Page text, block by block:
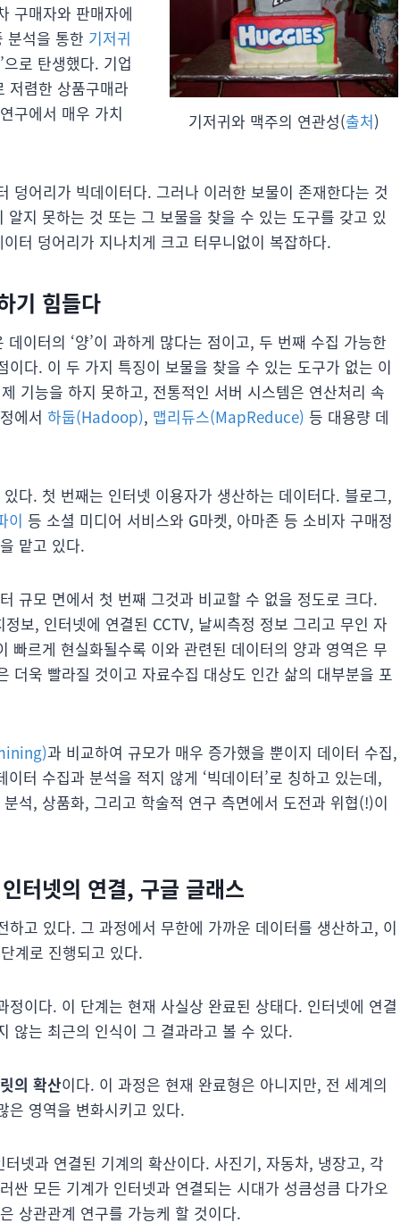
기저귀와 맥주의 연관성(출처)
구매자와 판매자에
분석을 통한 기저귀
로 탄생했다. 기업
저렴한 상품구매라
구에서 매우 가치
덩어리가 빅데이터다. 그러나 이러한 보물이 존재한다는 것
지 못하는 것 또는 그 보물을 찾을 수 있는 도구를 갖고 있
터 덩어리가 지나치게 크고 터무니없이 복잡하다.
기 힘들다
이터의 ‘양’이 과하게 많다는 점이고, 두 번째 수집 가능한
다. 이 두 가지 특징이 보물을 찾을 수 있는 도구가 없는 이
기능을 하지 못하고, 전통적인 서버 시스템은 연산처리 속
에서 하둡(Hadoop), 맵리듀스(MapReduce) 등 대용량 데
다. 첫 번째는 인터넷 이용자가 생산하는 데이터다. 블로그,
이 등 소셜 미디어 서비스와 G마켓, 아마존 등 소비자 구매정
맡고 있다.
규모 면에서 첫 번째 그것과 비교할 수 없을 정도로 크다.
보, 인터넷에 연결된 CCTV, 날씨측정 정보 그리고 무인 자
르게 현실화될수록 이와 관련된 데이터의 양과 영역은 무
더욱 빨라질 것이고 자료수집 대상도 인간 삶의 대부분을 포
과 비교하여 규모가 매우 증가했을 뿐이지 데이터 수집,
터 수집과 분석을 적지 않게 ‘빅데이터’로 칭하고 있는데,
석, 상품화, 그리고 학술적 연구 측면에서 도전과 위협(!)이
터넷의 연결, 구글 글래스
고 있다. 그 과정에서 무한에 가까운 데이터를 생산하고, 이
계로 진행되고 있다.
정이다. 이 단계는 현재 사실상 완료된 상태다. 인터넷에 연결
않는 최근의 인식이 그 결과라고 볼 수 있다.
의 확산이다. 이 과정은 현재 완료형은 아니지만, 전 세계의
은 영역을 변화시키고 있다.
터넷과 연결된 기계의 확산이다. 사진기, 자동차, 냉장고, 각
싼 모든 기계가 인터넷과 연결되는 시대가 성큼성큼 다가오
상관관계 연구를 가능케 할 것이다.